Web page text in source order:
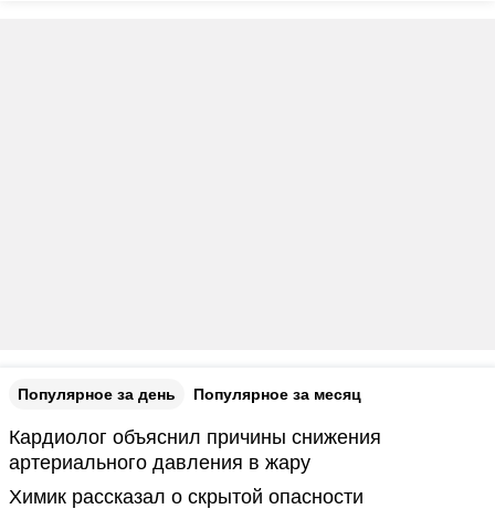
Популярное за день Популярное за месяц
Кардиолог объяснил причины снижения
артериального давления в жару
Химик рассказал о скрытой опасности